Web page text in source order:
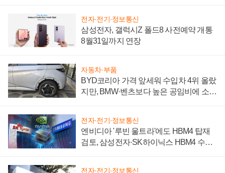
전자·전기·정보통신
삼성전자, 갤럭시Z 폴드8 사전예약 개통
8월31일까지 연장
자동차·부품
BYD코리아 가격 앞세워 수입차 4위 올랐
지만, BMW·벤츠보다 높은 공임비에 소비
전자·전기·정보통신
엔비디아 '루빈 울트라'에도 HBM4 탑재
검토, 삼성전자·SK하이닉스 HBM4 수율
전자·전기·정보통신